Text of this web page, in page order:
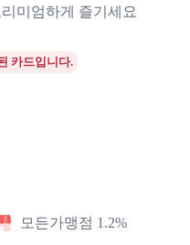
미엄하게 즐기세요
카드입니다.
모든가맹점 1.2%